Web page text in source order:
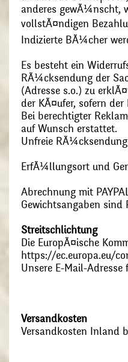
anderes gewÃ¼nscht,
vollstÃ¤ndigen
Indizierte BÃ¼cher
Es besteht ein
RÃ¼cksendung der
(Adresse s.o.) zu
der KÃ¤ufer, sofern
Bei berechtigter
auf Wunsch erstattet.
Unfreie
ErfÃ¼llungsort und
Abrechnung mit
Gewichtsangaben sind
Streitschlichtung
Die EuropÃ¤ische
https://ec.europa.eu/
Unsere E-Mail-
Versandkosten
Versandkosten Inland